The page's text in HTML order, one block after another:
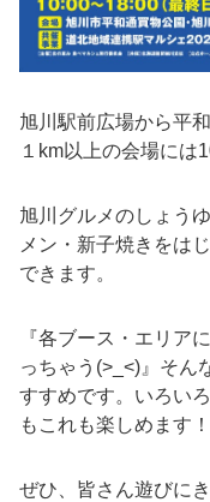
旭川駅前広場から平
１km以上の会場には
旭川グルメのしょう
メン・新子焼きをは
できます。
『各ブース・エリア
っちゃう(>_<)』そん
すすめです。いろい
もこれも楽しめます！
ぜひ、皆さん遊びに